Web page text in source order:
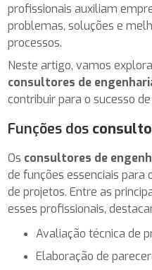
profissionais auxiliam
problemas, soluções e
processos.
Neste artigo, vamos
consultores de
contribuir para o sucesso
Funções dos
Os consultores de
de funções essenciais para
de projetos. Entre as
esses profissionais,
Avaliação técnica de
Elaboração de